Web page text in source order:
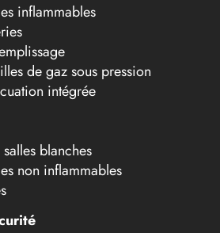
inflammables
de gaz sous pression
intégrée
blanches
non inflammables